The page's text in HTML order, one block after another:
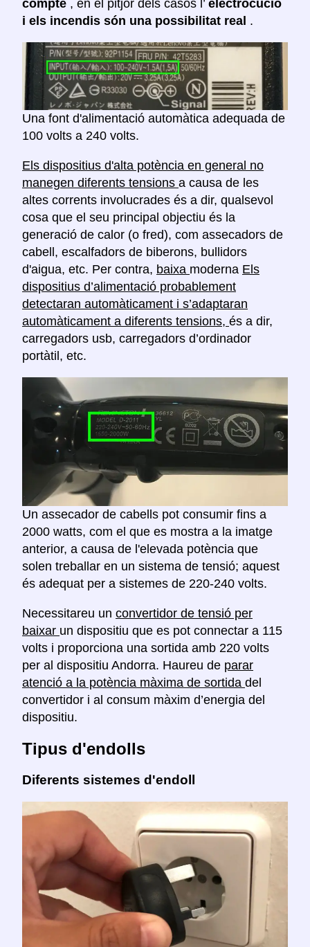
compte , en el pitjor dels casos l’ electrocució
i els incendis són una possibilitat real .
Una font d'alimentació automàtica adequada de
100 volts a 240 volts.
Els dispositius d'alta potència en general no
manegen diferents tensions a causa de les
altes corrents involucrades és a dir, qualsevol
cosa que el seu principal objectiu és la
generació de calor (o fred), com assecadors de
cabell, escalfadors de biberons, bullidors
d'aigua, etc. Per contra, baixa moderna Els
dispositius d’alimentació probablement
detectaran automàticament i s’adaptaran
automàticament a diferents tensions, és a dir,
carregadors usb, carregadors d’ordinador
portàtil, etc.
Un assecador de cabells pot consumir fins a
2000 watts, com el que es mostra a la imatge
anterior, a causa de l'elevada potència que
solen treballar en un sistema de tensió; aquest
és adequat per a sistemes de 220-240 volts.
Necessitareu un convertidor de tensió per
baixar un dispositiu que es pot connectar a 115
volts i proporciona una sortida amb 220 volts
per al dispositiu Andorra. Haureu de parar
atenció a la potència màxima de sortida del
convertidor i al consum màxim d’energia del
dispositiu.
Tipus d'endolls
Diferents sistemes d'endoll